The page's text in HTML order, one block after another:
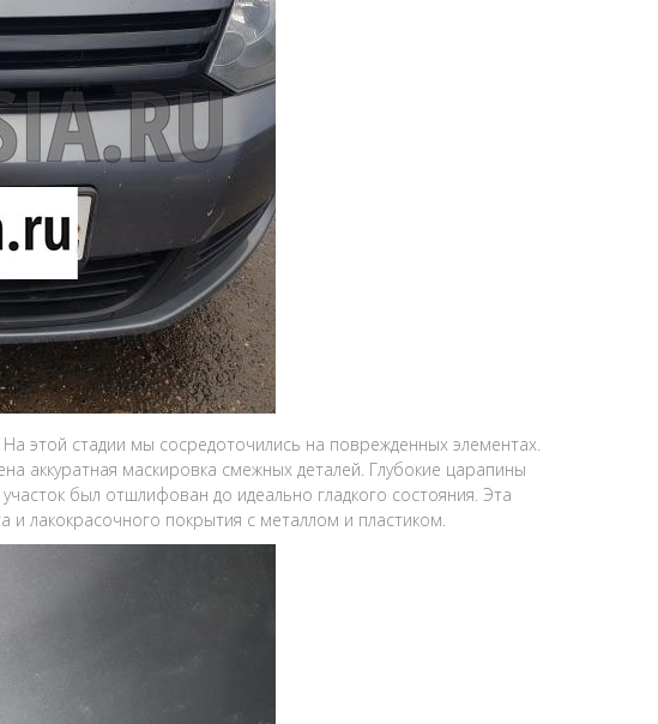
На этой стадии мы сосредоточились на поврежденных элементах.
аккуратная маскировка смежных деталей. Глубокие царапины
был отшлифован до идеально гладкого состояния. Эта
и лакокрасочного покрытия с металлом и пластиком.